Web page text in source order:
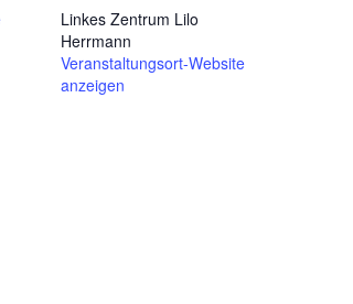
Linkes Zentrum Lilo
Herrmann
Veranstaltungsort-Website
anzeigen